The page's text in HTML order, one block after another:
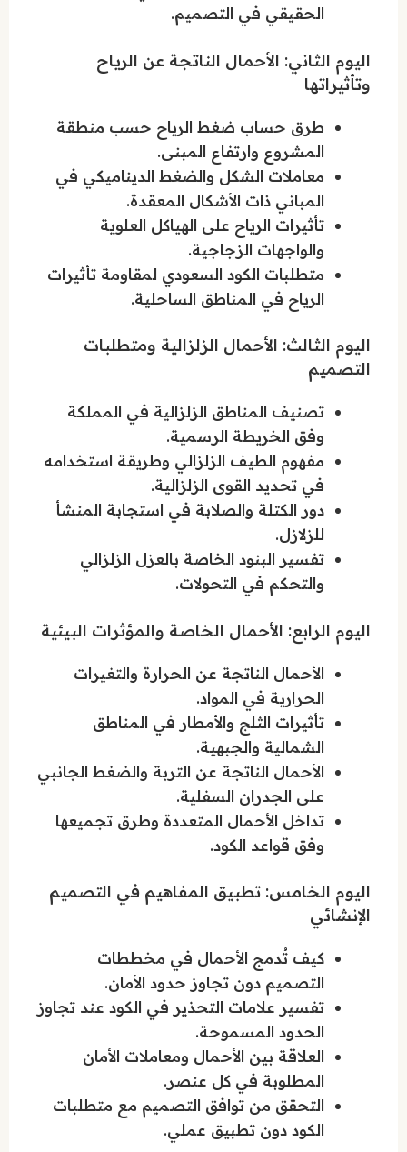
الحقيقي في التصميم.
اليوم الثاني: الأحمال الناتجة عن الرياح
وتأثيراتها
طرق حساب ضغط الرياح حسب منطقة
المشروع وارتفاع المبنى.
معاملات الشكل والضغط الديناميكي في
المباني ذات الأشكال المعقدة.
تأثيرات الرياح على الهياكل العلوية
والواجهات الزجاجية.
متطلبات الكود السعودي لمقاومة تأثيرات
الرياح في المناطق الساحلية.
اليوم الثالث: الأحمال الزلزالية ومتطلبات
التصميم
تصنيف المناطق الزلزالية في المملكة
وفق الخريطة الرسمية.
مفهوم الطيف الزلزالي وطريقة استخدامه
في تحديد القوى الزلزالية.
دور الكتلة والصلابة في استجابة المنشأ
للزلازل.
تفسير البنود الخاصة بالعزل الزلزالي
والتحكم في التحولات.
اليوم الرابع: الأحمال الخاصة والمؤثرات البيئية
الأحمال الناتجة عن الحرارة والتغيرات
الحرارية في المواد.
تأثيرات الثلج والأمطار في المناطق
الشمالية والجبهية.
الأحمال الناتجة عن التربة والضغط الجانبي
على الجدران السفلية.
تداخل الأحمال المتعددة وطرق تجميعها
وفق قواعد الكود.
اليوم الخامس: تطبيق المفاهيم في التصميم
الإنشائي
كيف تُدمج الأحمال في مخططات
التصميم دون تجاوز حدود الأمان.
تفسير علامات التحذير في الكود عند تجاوز
الحدود المسموحة.
العلاقة بين الأحمال ومعاملات الأمان
المطلوبة في كل عنصر.
التحقق من توافق التصميم مع متطلبات
الكود دون تطبيق عملي.